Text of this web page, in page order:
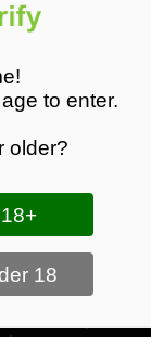
aroma’s
frambozen
toets. In de
en verfijnd
zijdezachte
afdronk.
kalfsvlees,
to enter.
older?